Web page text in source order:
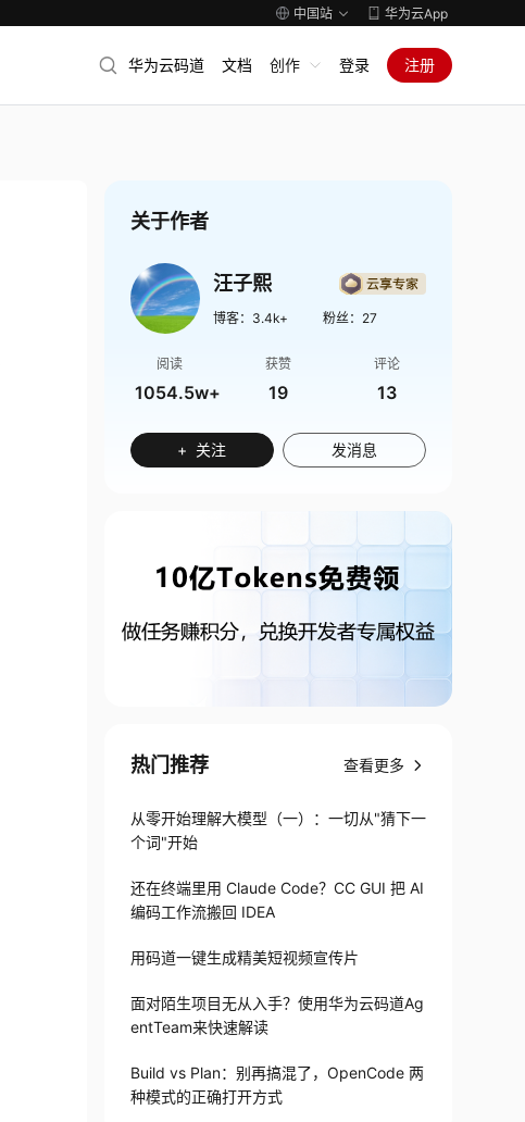
中国站 华为云App
华为云码道 文档 创作 登录 注册
关于作者
汪子熙
博客： 3.4k+ 粉丝： 27
阅读
1054.5w+
获赞
19
评论
13
+ 关注 发消息
热门推荐 查看更多
从零开始理解大模型（一）：一切从"猜下一
个词"开始
还在终端里用 Claude Code？CC GUI 把 AI
编码工作流搬回 IDEA
用码道一键生成精美短视频宣传片
面对陌生项目无从入手？使用华为云码道Ag
entTeam来快速解读
Build vs Plan：别再搞混了，OpenCode 两
种模式的正确打开方式